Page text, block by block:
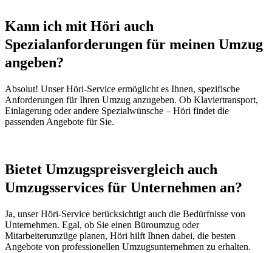
Kann ich mit Höri auch
Spezialanforderungen für meinen Umzug
angeben?
Absolut! Unser Höri-Service ermöglicht es Ihnen, spezifische
Anforderungen für Ihren Umzug anzugeben. Ob Klaviertransport,
Einlagerung oder andere Spezialwünsche – Höri findet die
passenden Angebote für Sie.
Bietet Umzugspreisvergleich auch
Umzugsservices für Unternehmen an?
Ja, unser Höri-Service berücksichtigt auch die Bedürfnisse von
Unternehmen. Egal, ob Sie einen Büroumzug oder
Mitarbeiterumzüge planen, Höri hilft Ihnen dabei, die besten
Angebote von professionellen Umzugsunternehmen zu erhalten.